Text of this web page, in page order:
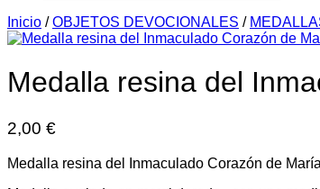
Inicio / OBJETOS DEVOCIONALES /
Medalla resina del
2,00 €
Medalla resina del Inmaculado Corazón de María